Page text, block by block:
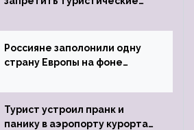
Россияне заполонили одну
страну Европы на фоне
виз
Турист устроил пранк и
панику в аэропорту курорта,